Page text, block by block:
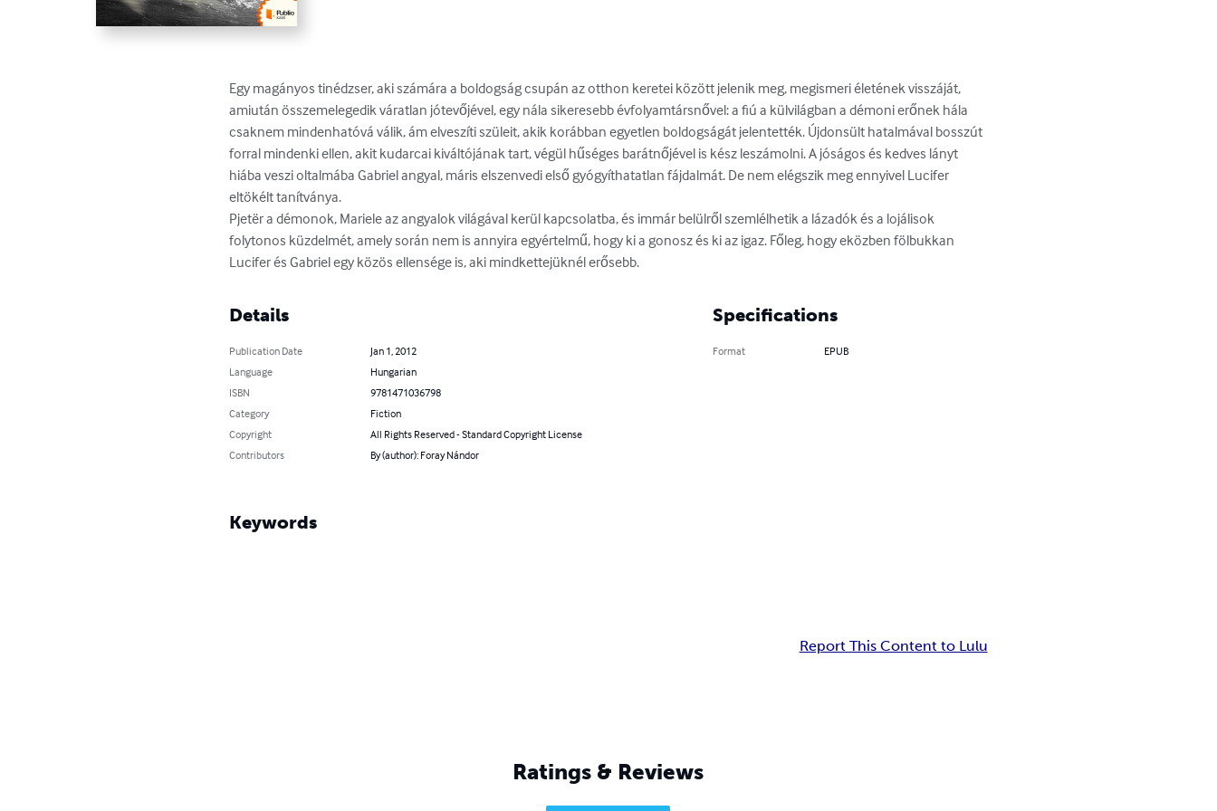
Egy magányos tinédzser, aki számára a boldogság csupán az otthon keretei között jelenik meg, megismeri életének visszáját,
amiután összemelegedik váratlan jótevőjével, egy nála sikeresebb évfolyamtársnővel: a fiú a külvilágban a démoni erőnek hála
csaknem mindenhatóvá válik, ám elveszíti szüleit, akik korábban egyetlen boldogságát jelentették. Újdonsült hatalmával bosszút
forral mindenki ellen, akit kudarcai kiváltójának tart, végül hűséges barátnőjével is kész leszámolni. A jóságos és kedves lányt
hiába veszi oltalmába Gabriel angyal, máris elszenvedi első gyógyíthatatlan fájdalmát. De nem elégszik meg ennyivel Lucifer
eltökélt tanítványa.
Pjetër a démonok, Mariele az angyalok világával kerül kapcsolatba, és immár belülről szemlélhetik a lázadók és a lojálisok
folytonos küzdelmét, amely során nem is annyira egyértelmű, hogy ki a gonosz és ki az igaz. Főleg, hogy eközben fölbukkan
Lucifer és Gabriel egy közös ellensége is, aki mindkettejüknél erősebb.
Details
Publication Date
Jan 1, 2012
Language
Hungarian
ISBN
9781471036798
Category
Fiction
Copyright
All Rights Reserved - Standard Copyright License
Contributors
By (author): Foray Nándor
Specifications
Format EPUB
Keywords
Report This Content to Lulu
Ratings & Reviews